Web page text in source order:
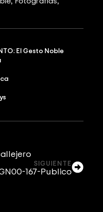
El Gesto Noble
SIGUIENTE
167-Publico